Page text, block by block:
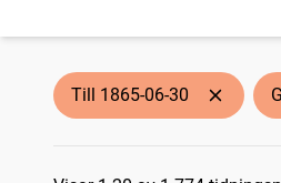
Till 1865-06-30